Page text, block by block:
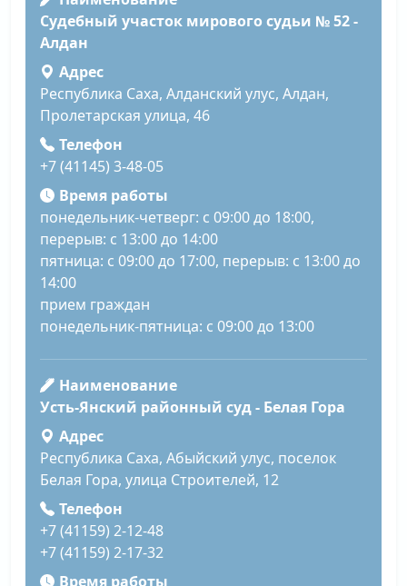
Судебный участок мирового судьи № 52 -
Алдан
Адрес
Республика Саха, Алданский улус, Алдан,
Пролетарская улица, 46
Телефон
+7 (41145) 3-48-05
Время работы
понедельник-четверг: с 09:00 до 18:00,
перерыв: с 13:00 до 14:00
пятница: с 09:00 до 17:00, перерыв: с 13:00 до
14:00
прием граждан
понедельник-пятница: с 09:00 до 13:00
Наименование
Усть-Янский районный суд - Белая Гора
Адрес
Республика Саха, Абыйский улус, поселок
Белая Гора, улица Строителей, 12
Телефон
+7 (41159) 2-12-48
+7 (41159) 2-17-32
Время работы